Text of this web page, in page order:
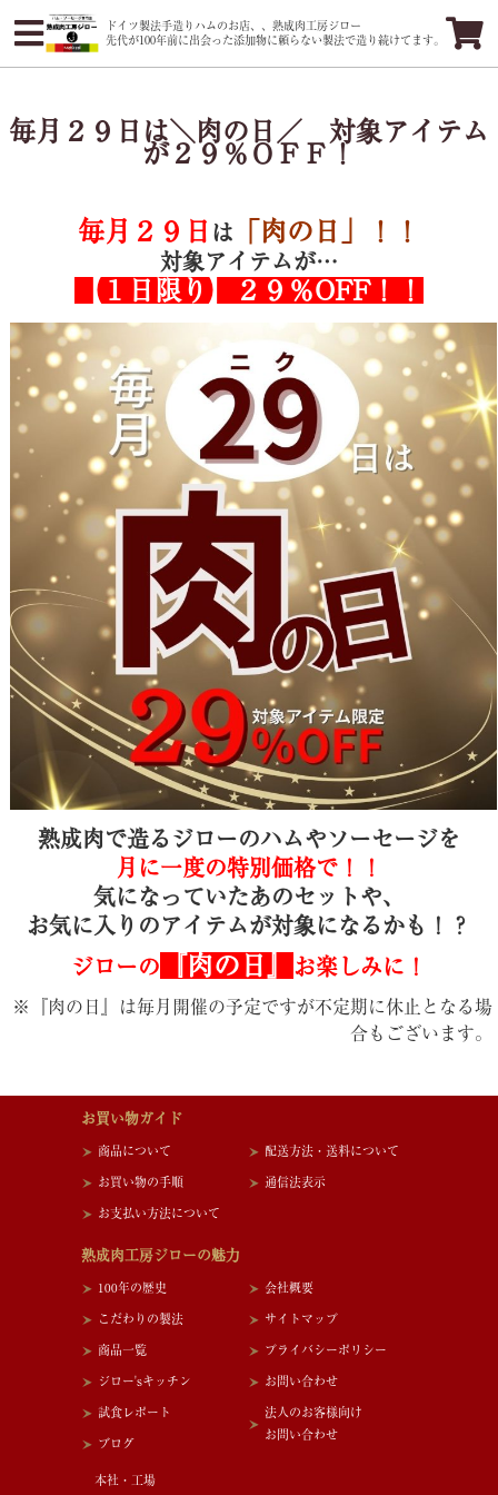
ドイツ製法手造りハムのお店、、熟成肉工房ジロー
先代が100年前に出会った添加物に頼らない製法で造り続けてます。
毎月２９日は＼肉の日／ 対象アイテム
が２９％ＯＦＦ！
毎月２９日 は 「肉の日」！！
対象アイテムが…
【１日限り】２９％OFF！！
熟成肉で造るジローのハムやソーセージを
月に一度の特別価格で！！
気になっていたあのセットや、
お気に入りのアイテムが対象になるかも！？
ジローの
『肉の日』 お楽しみに！
※『肉の日』は毎月開催の予定ですが不定期に休止となる場
合もございます。
お買い物ガイド
商品について
お買い物の手順
お支払い方法について
配送方法・送料について
通信法表示
熟成肉工房ジローの魅力
100年の歴史
こだわりの製法
商品一覧
ジロー'sキッチン
試食レポート
ブログ
会社概要
サイトマップ
プライバシーポリシー
お問い合わせ
法人のお客様向け
お問い合わせ
本社・工場